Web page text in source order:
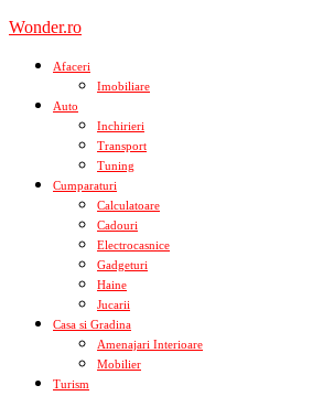
Skip
content
Wonder.ro
Afaceri
Imobiliare
Auto
Inchirieri
Transport
Tuning
Cumparaturi
Calculatoare
Cadouri
Electrocasnice
Gadgeturi
Haine
Jucarii
Casa si Gradina
Amenajari Interioare
Mobilier
Turism